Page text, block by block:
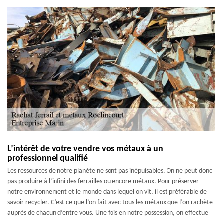
L’intérêt de votre vendre vos métaux à un
professionnel qualifié
Les ressources de notre planète ne sont pas inépuisables. On ne peut donc
pas produire à l’infini des ferrailles ou encore métaux. Pour préserver
notre environnement et le monde dans lequel on vit, il est préférable de
savoir recycler. C’est ce que l’on fait avec tous les métaux que l’on rachète
auprès de chacun d’entre vous. Une fois en notre possession, on effectue